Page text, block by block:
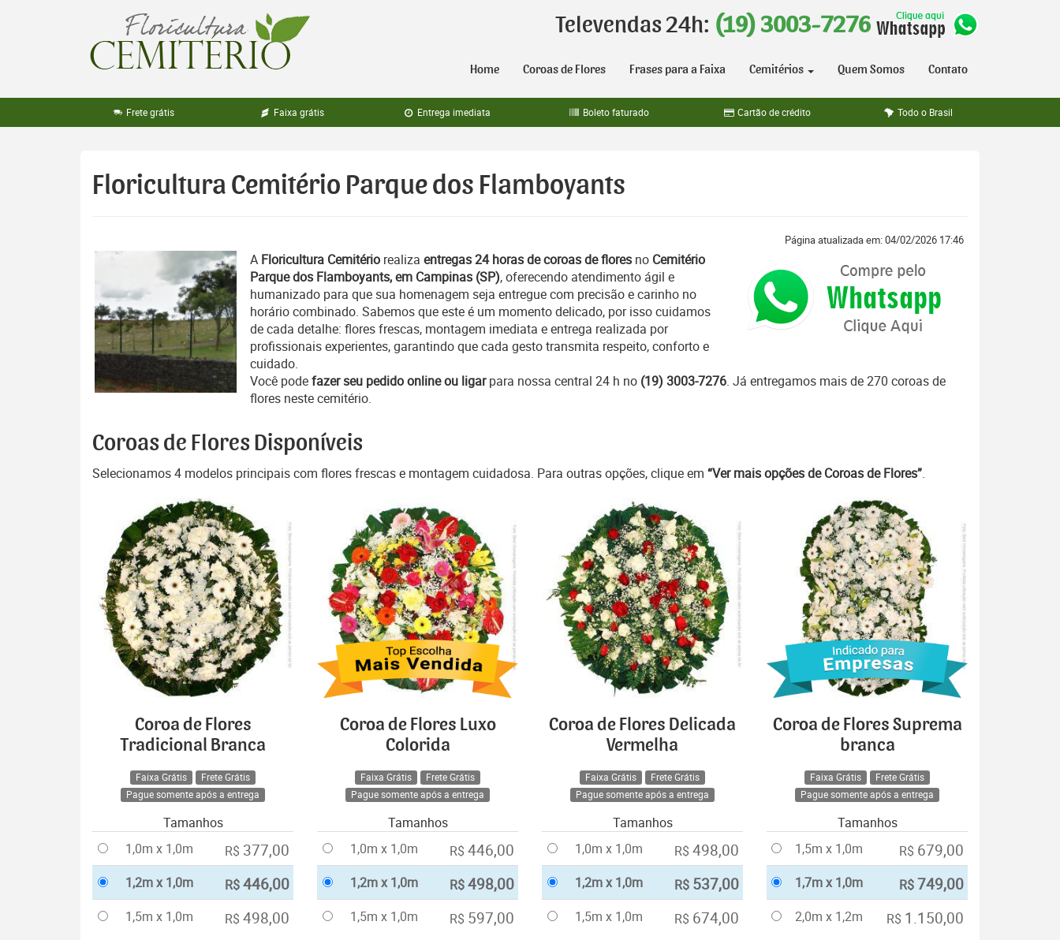
Televendas 24h: (19) 3003-7276
Home Coroas de Flores Frases para a Faixa Cemitérios Quem Somos Contato
Frete grátis Faixa grátis Entrega imediata Boleto faturado Cartão de crédito Todo o Brasil
Floricultura Cemitério Parque dos Flamboyants
Página atualizada em: 04/02/2026 17:46
A Floricultura Cemitério realiza entregas 24 horas de coroas de flores no Cemitério
Parque dos Flamboyants, em Campinas (SP), oferecendo atendimento ágil e
humanizado para que sua homenagem seja entregue com precisão e carinho no
horário combinado. Sabemos que este é um momento delicado, por isso cuidamos
de cada detalhe: flores frescas, montagem imediata e entrega realizada por
profissionais experientes, garantindo que cada gesto transmita respeito, conforto e
cuidado.
Você podefazer seu pedido online ou ligarpara nossa central 24 h no (19) 3003-7276. Já entregamos mais de 270 coroas de
flores neste cemitério.
Coroas de Flores Disponíveis
Selecionamos 4 modelos principais com flores frescas e montagem cuidadosa. Para outras opções, clique em “Ver mais opções de Coroas de Flores”.
Coroa de Flores
Tradicional Branca
Faixa Grátis
Frete Grátis
Pague somente após a entrega
Tamanhos
1,0m x 1,0m
R$ 377,00
1,2m x 1,0m R$446,00
1,5m x 1,0m R$ 498,00
Coroa de Flores Luxo
Colorida
Faixa Grátis
Frete Grátis
Pague somente após a entrega
Tamanhos
1,0m x 1,0m
R$ 446,00
1,2m x 1,0m R$498,00
1,5m x 1,0m R$ 597,00
Coroa de Flores Delicada
Vermelha
Faixa Grátis
Frete Grátis
Pague somente após a entrega
Tamanhos
1,0m x 1,0m
R$ 498,00
1,2m x 1,0m R$ 537,00
1,5m x 1,0m R$ 674,00
Coroa de Flores Suprema
branca
Faixa Grátis
Frete Grátis
Pague somente após a entrega
Tamanhos
1,5m x 1,0m
R$ 679,00
1,7m x 1,0m R$749,00
2,0m x 1,2m R$ 1.150,00